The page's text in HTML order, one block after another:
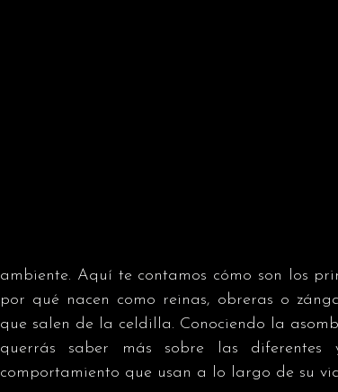
ambiente. Aquí te contamos cómo son los
por qué nacen como reinas, obreras o
que salen de la celdilla. Conociendo la
querrás saber más sobre las diferentes
comportamiento que usan a lo largo de su